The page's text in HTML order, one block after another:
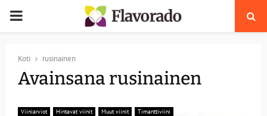
PRIMARY
Koti rusinainen
Avainsana rusinainen
Viiniarviot Hintavat viinit Muut viinit Timanttiviini